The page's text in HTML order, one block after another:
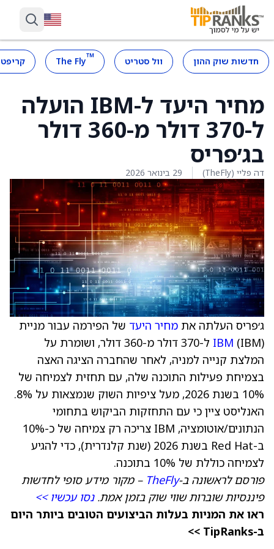
חדשות שוק ההון וול סטריט ™
The Fly
מחיר היעד ל-IBM הועלה
ל-370 דולר מ-360 דולר
בג׳פריס
דה פליי (TheFly) 29 בינואר 2026
ג׳פריס העלתה את מחיר היעד של הפירמה עבור מניית
IBM
(IBM) ל-370 דולר מ-360 דולר, ושומרת על
המלצת קנייה למניה, לאחר שהחברה הציגה האצה
בצמיחת פעילות התוכנה שלה, עם תחזית לצמיחה של
10% בשנת 2026, מעל ציפיות השוק שנמצאות על 8%.
האנליסט ציין כי עם התחזקות הביקוש בתחומי
הנתונים/אוטומציה, IBM צריכה רק צמיחה של כ-10%
ב-Red Hat בשנת 2026 (שנת קלנדרית), כדי להגיע
לצמיחה כוללת של 10% בתוכנה.
פורסם לראשונה ב-TheFly – מקור מידע סופי לחדשות
פיננסיות שוברות שווי שוק בזמן אמת.נסו עכשיו >>
ראו את המניות בעלות הביצועים הטובים ביותר היום
ב-TipRanks >>